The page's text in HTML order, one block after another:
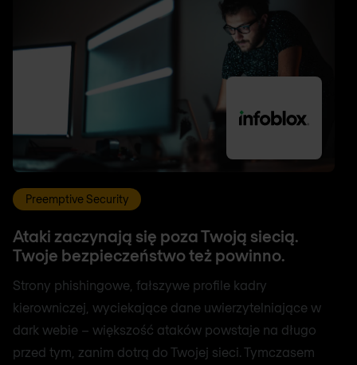
Preemptive Security
Ataki zaczynają się poza Twoją siecią.
Twoje bezpieczeństwo też powinno.
Strony phishingowe, fałszywe profile kadry
kierowniczej, wyciekające dane uwierzytelniające w
dark webie – większość ataków powstaje na długo
przed tym, zanim dotrą do Twojej sieci. Tymczasem